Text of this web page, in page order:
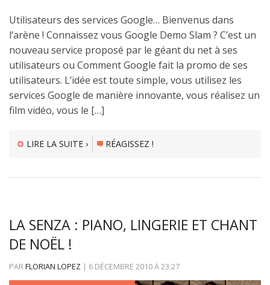
Utilisateurs des services Google… Bienvenus dans
l’arène ! Connaissez vous Google Demo Slam ? C’est un
nouveau service proposé par le géant du net à ses
utilisateurs ou Comment Google fait la promo de ses
utilisateurs. L’idée est toute simple, vous utilisez les
services Google de manière innovante, vous réalisez un
film vidéo, vous le […]
LIRE LA SUITE › RÉAGISSEZ !
LA SENZA : PIANO, LINGERIE ET CHANT
DE NOËL !
PARFLORIAN LOPEZ | 6 DÉCEMBRE 2010À23:27